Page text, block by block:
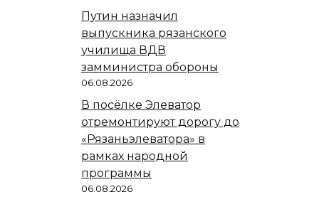
Путин назначил
выпускника рязанского
училища ВДВ
замминистра обороны
06.08.2026
В посёлке Элеватор
отремонтируют дорогу до
«Рязаньэлеватора» в
рамках народной
программы
06.08.2026